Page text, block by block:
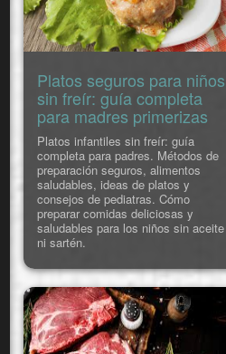
Platos seguros para niños
sin freír: guía completa
para madres primerizas
Platos infantiles sin freír: guía
completa para padres. Métodos de
preparación seguros, alimentos
saludables, ideas de platos y
consejos de pediatras. Cómo
preparar comidas deliciosas y
saludables para los niños sin aceite
ni sartén.